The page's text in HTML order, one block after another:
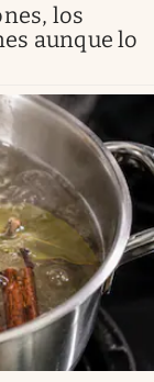
los
aunque lo